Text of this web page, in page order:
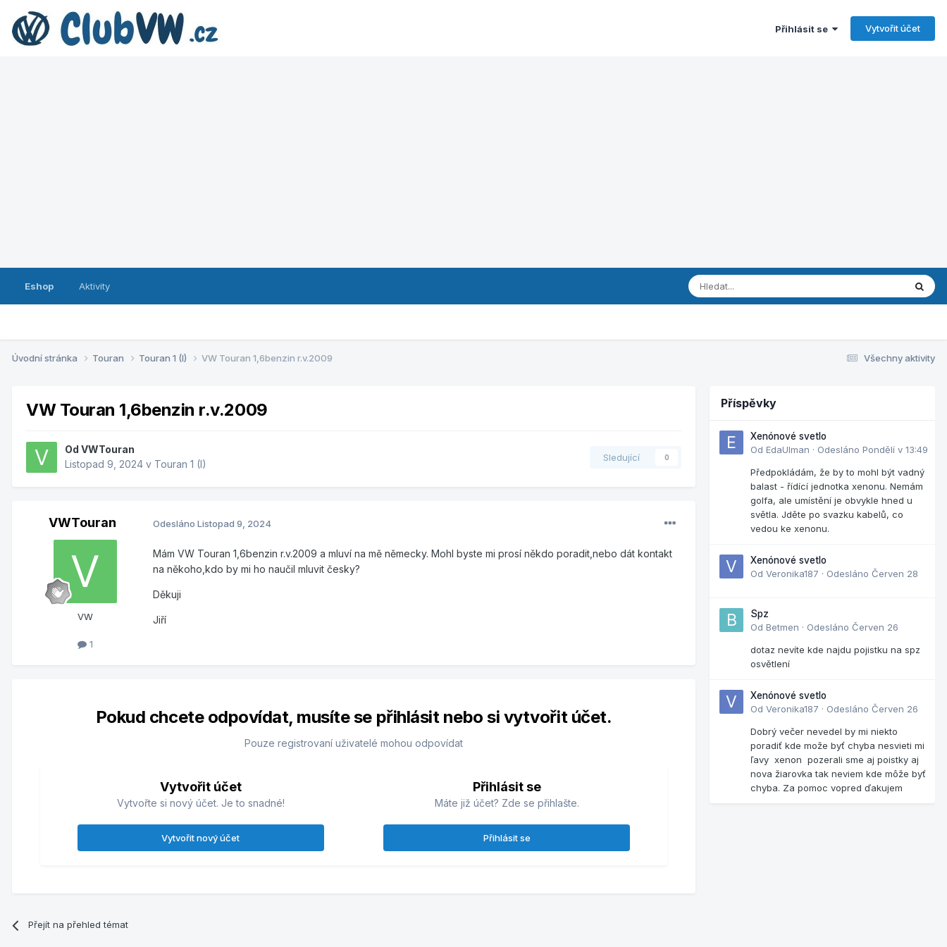
Přihlásit se Vytvořit účet
Eshop Aktivity
Všechny aktivity
Úvodní stránka Touran Touran 1 (I) VW Touran 1,6benzin r.v.2009
VW Touran 1,6benzin r.v.2009
Od VWTouran
Listopad 9, 2024 v Touran 1 (I)
Sledující 0
VWTouran
VW
1
Odesláno Listopad 9, 2024
Mám VW Touran 1,6benzin r.v.2009 a mluví na mě německy. Mohl byste mi prosí někdo poradit,nebo dát kontakt
na někoho,kdo by mi ho naučil mluvit česky?
Děkuji
Jiří
Pokud chcete odpovídat, musíte se přihlásit nebo si vytvořit účet.
Pouze registrovaní uživatelé mohou odpovídat
Vytvořit účet
Vytvořte si nový účet. Je to snadné!
Vytvořit nový účet
Přihlásit se
Máte již účet? Zde se přihlašte.
Přihlásit se
Přejít na přehled témat
Příspěvky
Xenónové svetlo
Od EdaUlman · Odesláno Pondělí v 13:49
Předpokládám, že by to mohl být vadný
balast - řídící jednotka xenonu. Nemám
golfa, ale umístění je obvykle hned u
světla. Jděte po svazku kabelů, co
vedou ke xenonu.
Xenónové svetlo
Od Veronika187 · Odesláno Červen 28
Spz
Od Betmen · Odesláno Červen 26
dotaz nevíte kde najdu pojistku na spz
osvětlení
Xenónové svetlo
Od Veronika187 · Odesláno Červen 26
Dobrý večer nevedel by mi niekto
poradiť kde može byť chyba nesvieti mi
ľavy xenon pozerali sme aj poistky aj
nova žiarovka tak neviem kde môže byť
chyba. Za pomoc vopred ďakujem